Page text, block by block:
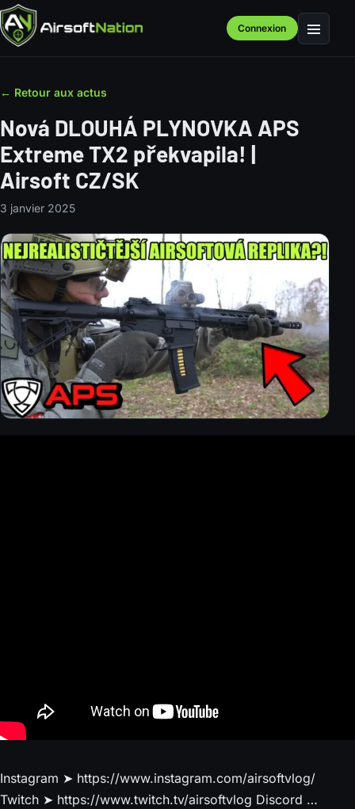
Connexion Menu
← Retour aux actus
Nová DLOUHÁ PLYNOVKA APS
Extreme TX2 překvapila! |
Airsoft CZ/SK
3 janvier 2025
Instagram ➤ https://www.instagram.com/airsoftvlog/
Twitch ➤ https://www.twitch.tv/airsoftvlog Discord …